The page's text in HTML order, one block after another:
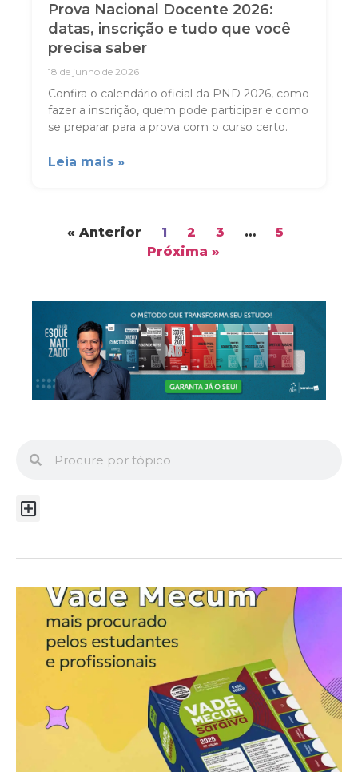
Prova Nacional Docente 2026:
datas, inscrição e tudo que você
precisa saber
18 de junho de 2026
Confira o calendário oficial da PND 2026, como
fazer a inscrição, quem pode participar e como
se preparar para a prova com o curso certo.
Leia mais »
« Anterior 1 2 3 …
5
Próxima »